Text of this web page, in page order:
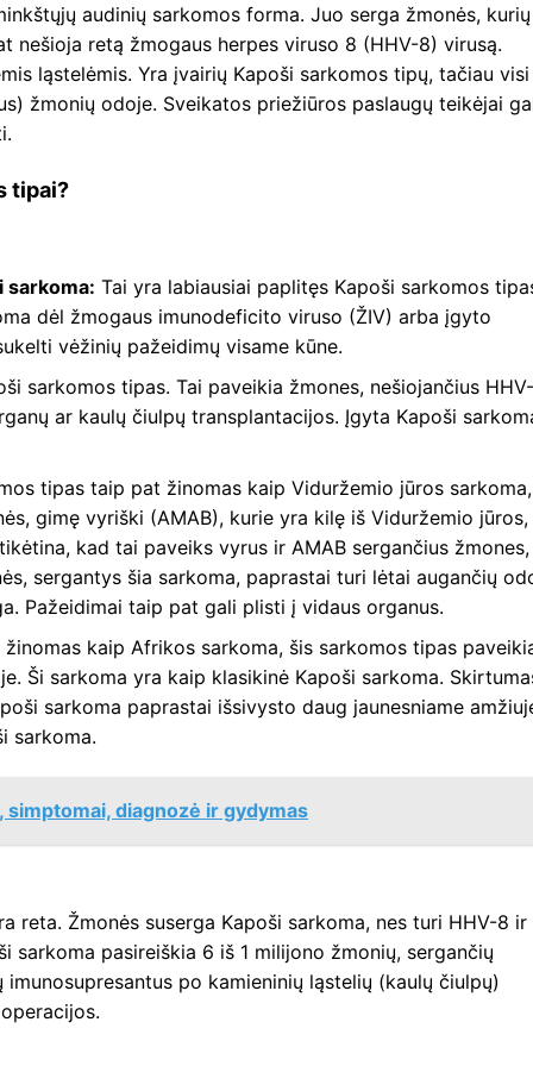
audinių sarkomos forma. Juo serga žmonės, kurių
nešioja retą žmogaus herpes viruso 8 (HHV-8) virusą.
ląstelėmis. Yra įvairių Kapoši sarkomos tipų, tačiau visi
žmonių odoje. Sveikatos priežiūros paslaugų teikėjai
tipai?
sarkoma: Tai yra labiausiai paplitęs Kapoši sarkomos
dėl žmogaus imunodeficito viruso (ŽIV) arba įgyto
vėžinių pažeidimų visame kūne.
sarkomos tipas. Tai paveikia žmones, nešiojančius
ar kaulų čiulpų transplantacijos. Įgyta Kapoši
tipas taip pat žinomas kaip Viduržemio jūros sarkoma,
gimę vyriški (AMAB), kurie yra kilę iš Viduržemio jūros,
kad tai paveiks vyrus ir AMAB sergančius žmones,
sergantys šia sarkoma, paprastai turi lėtai augančių
Pažeidimai taip pat gali plisti į vidaus organus.
kaip Afrikos sarkoma, šis sarkomos tipas
Ši sarkoma yra kaip klasikinė Kapoši sarkoma.
sarkoma paprastai išsivysto daug jaunesniame
sarkoma.
diagnozė ir gydymas
reta. Žmonės suserga Kapoši sarkoma, nes turi HHV-8 ir
sarkoma pasireiškia 6 iš 1 milijono žmonių, sergančių
po kamieninių ląstelių (kaulų čiulpų)